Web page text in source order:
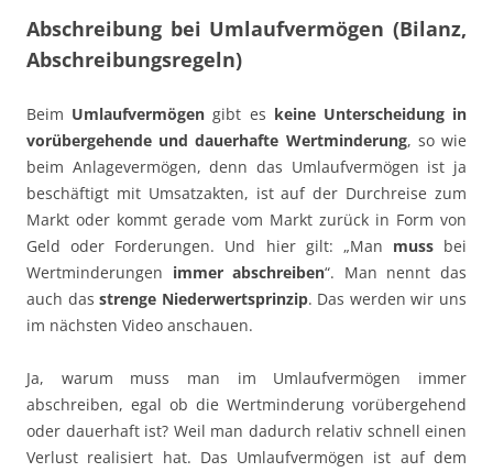
Abschreibung bei Umlaufvermögen (Bilanz,
Abschreibungsregeln)
Beim Umlaufvermögen gibt es keine Unterscheidung in
vorübergehende und dauerhafte Wertminderung, so wie
beim Anlagevermögen, denn das Umlaufvermögen ist ja
beschäftigt mit Umsatzakten, ist auf der Durchreise zum
Markt oder kommt gerade vom Markt zurück in Form von
Geld oder Forderungen. Und hier gilt: „Man mussbei
Wertminderungen immer abschreiben“. Man nennt das
auch dasstrenge Niederwertsprinzip. Das werden wir uns
im nächsten Video anschauen.
Ja, warum muss man im Umlaufvermögen immer
abschreiben, egal ob die Wertminderung vorübergehend
oder dauerhaft ist? Weil man dadurch relativ schnell einen
Verlust realisiert hat. Das Umlaufvermögen ist auf dem